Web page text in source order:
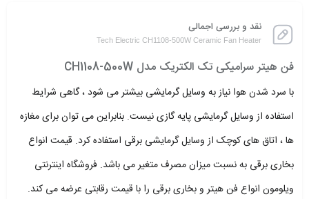
نقد و بررسی اجمالی
Tech Electric CH1108-500W Ceramic Fan Heater
فن هیتر سرامیکی تک الکتریک مدل CH1108-500W
با سرد شدن هوا نیاز به وسایل گرمایشی بیشتر می شود ، گاهی شرایط
استفاده از وسایل گرمایشی پایه گازی نیست. بنابراین می توان برای مغازه
ها ، اتاق های کوچک از وسایل گرمایشی برقی استفاده کرد. قیمت انواع
بخاری برقی به نسبت میزان مصرف متغیر می باشد. فروشگاه اینترنتی
ویلومون انواع فن هیتر و بخاری برقی را با قیمت رقابتی عرضه می کند.